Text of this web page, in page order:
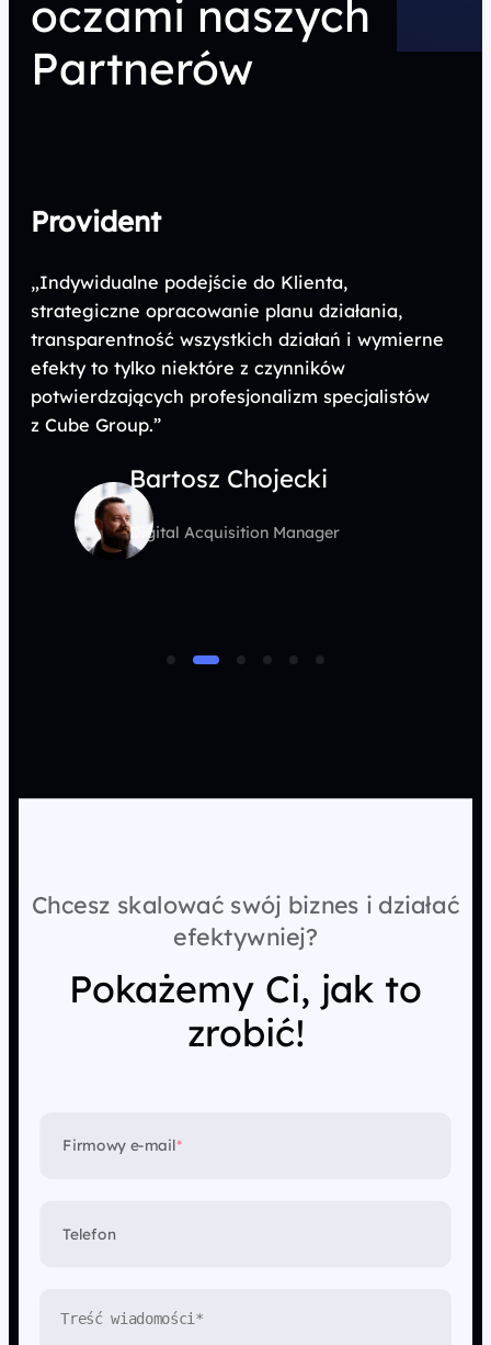
oczami naszych
Partnerów
Provident
„Indywidualne podejście do Klienta,
strategiczne opracowanie planu działania,
transparentność wszystkich działań i wymierne
efekty to tylko niektóre z czynników
potwierdzających profesjonalizm specjalistów
z Cube Group.”
Bartosz Chojecki
Digital Acquisition Manager
Chcesz skalować swój biznes i działać
efektywniej?
Pokażemy Ci, jak to
zrobić!
Firmowy e-mail*
Telefon